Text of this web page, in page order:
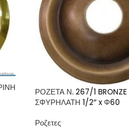
ΡΟΖΕΤΑ Ν. 267/1 BRONZE
ΣΦΥΡΗΛΑΤΗ 1/2” x Φ60
Ροζετες